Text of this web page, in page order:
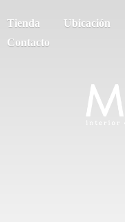
Tienda
Ubicación
Contacto